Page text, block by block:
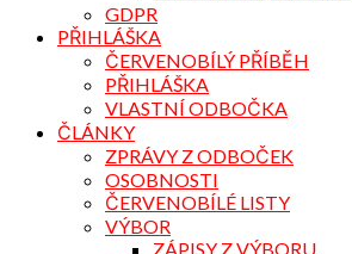
GDPR
PŘIHLÁŠKA
ČERVENOBÍLÝ PŘÍBĚH
PŘIHLÁŠKA
VLASTNÍ ODBOČKA
ČLÁNKY
ZPRÁVY Z ODBOČEK
OSOBNOSTI
ČERVENOBÍLÉ LISTY
VÝBOR
ZÁPISY Z VÝBORU